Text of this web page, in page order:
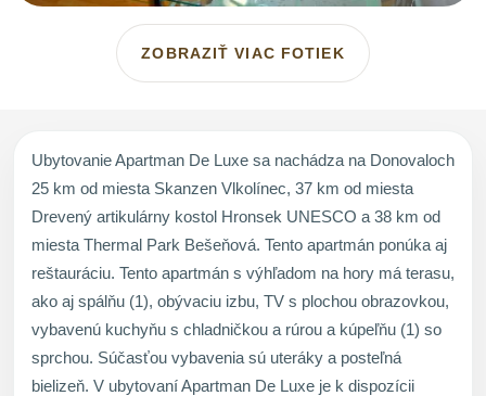
ZOBRAZIŤ VIAC FOTIEK
Ubytovanie Apartman De Luxe sa nachádza na Donovaloch
25 km od miesta Skanzen Vlkolínec, 37 km od miesta
Drevený artikulárny kostol Hronsek UNESCO a 38 km od
miesta Thermal Park Bešeňová. Tento apartmán ponúka aj
reštauráciu. Tento apartmán s výhľadom na hory má terasu,
ako aj spálňu (1), obývaciu izbu, TV s plochou obrazovkou,
vybavenú kuchyňu s chladničkou a rúrou a kúpeľňu (1) so
sprchou. Súčasťou vybavenia sú uteráky a posteľná
bielizeň. V ubytovaní Apartman De Luxe je k dispozícii